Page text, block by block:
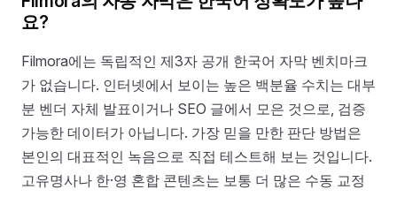
요?
Filmora에는 독립적인 제3자 공개 한국어 자막 벤치마크
가 없습니다. 인터넷에서 보이는 높은 백분율 수치는 대부
분 벤더 자체 발표이거나 SEO 글에서 모은 것으로, 검증
가능한 데이터가 아닙니다. 가장 믿을 만한 판단 방법은
본인의 대표적인 녹음으로 직접 테스트해 보는 것입니다.
고유명사나 한·영 혼합 콘텐츠는 보통 더 많은 수동 교정